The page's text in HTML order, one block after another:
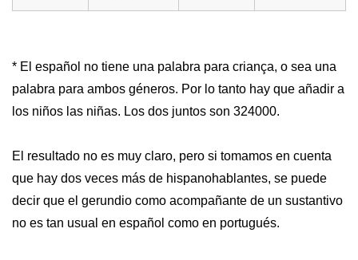
* El español no tiene una palabra para criança, o sea una
palabra para ambos géneros. Por lo tanto hay que añadir a
los niños las niñas. Los dos juntos son 324000.
El resultado no es muy claro, pero si tomamos en cuenta
que hay dos veces más de hispanohablantes, se puede
decir que el gerundio como acompañante de un sustantivo
no es tan usual en español como en portugués.